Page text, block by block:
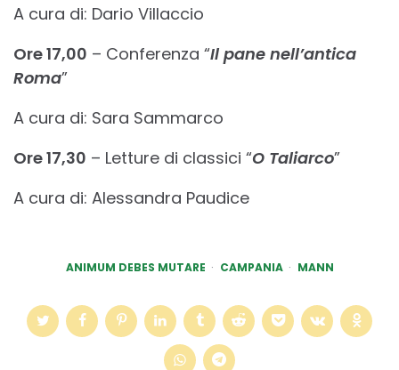
A cura di: Dario Villaccio
Ore 17,00 – Conferenza “Il pane nell’antica
Roma”
A cura di: Sara Sammarco
Ore 17,30 – Letture di classici “O Taliarco”
A cura di: Alessandra Paudice
ANIMUM DEBES MUTARE CAMPANIA MANN